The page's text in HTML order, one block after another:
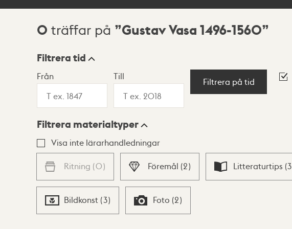
Sökresultat
0 träffar på Gustav Vasa 1496-1560
Visningsläge
Lista Karta
Filtrera tid
Från Till
Filtrera på tid
Filtrera materialtyper
Visa inte lärarhandledningar
Ritning (0) Föremål (2) Litteraturtips (3
Bildkonst (3) Foto (2)